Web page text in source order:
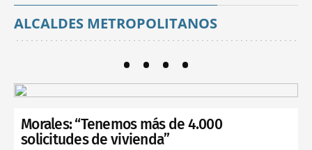
ALCALDES METROPOLITANOS
Morales: “Tenemos más de 4.000
solicitudes de vivienda”